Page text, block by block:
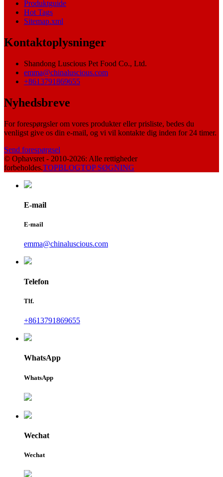
Produktguide
Hot Tags
Sitemap.xml
Kontaktoplysninger
Shandong Luscious Pet Food Co., Ltd.
emma@chinaluscious.com
+8613791869655
Nyhedsbreve
For forespørgsler om vores produkter eller prisliste, bedes du
venligst give os din e-mail, og vi vil kontakte dig inden for 24 timer.
Send forespørgsel
© Ophavsret - 2010-2026: Alle rettigheder
forbeholdes.TOPBLOGTOP SØGNING
E-mail
E-mail
emma@chinaluscious.com
Telefon
Tlf.
+8613791869655
WhatsApp
WhatsApp
Wechat
Wechat